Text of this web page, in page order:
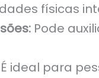
físicas
Pode
É ideal para